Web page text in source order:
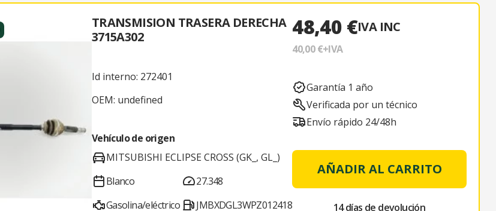
TRANSMISION TRASERA DERECHA
3715A302
Id interno: 272401
OEM: undefined
Vehículo de origen
MITSUBISHI ECLIPSE CROSS (GK_, GL_)
Blanco
Gasolina/eléctrico
27.348
JMBXDGL3WPZ012418
48,40 €IVA INC
40,00 €+IVA
Garantía 1 año
Verificada por un técnico
Envío rápido 24/48h
AÑADIR AL CARRITO
14 días de devolución